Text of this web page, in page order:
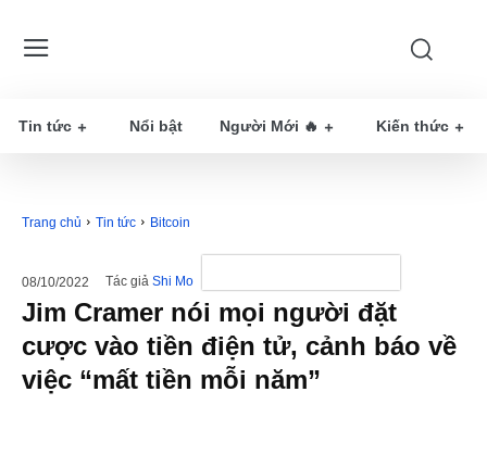
Tin tức Nổi bật Người Mới 🔥 Kiến thức
Trang chủ Tin tức Bitcoin
08/10/2022 Tác giả Shi Mo
Jim Cramer nói mọi người đặt
cược vào tiền điện tử, cảnh báo về
việc “mất tiền mỗi năm”